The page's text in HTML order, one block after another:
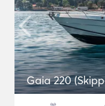
Gaia 220